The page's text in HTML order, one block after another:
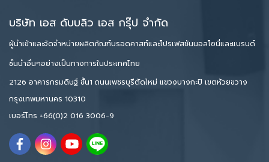
บริษัท เอส ดับบลิว เอส กรุ๊ป จำกัด
ผู้นำเข้าและจัดจำหน่ายผลิตภัณฑ์บรอดคาสท์และโปรเฟสชันนอลโซนี่และแบรนด์
ชั้นนำอื่นๆอย่างเป็นทางการในประเทศไทย
2126 อาคารกรมดิษฐ์ ชั้น1 ถนนเพชรบุรีตัดใหม่ แขวงบางกะปิ เขตห้วยขวาง
กรุงเทพมหานคร 10310
เบอร์โทร +66(0)2 016 3006-9